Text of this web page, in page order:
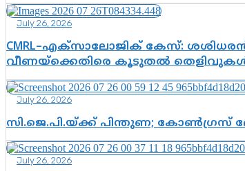
July 26, 2026
CMRL–എക്‌സാലോജിക് കേസ്:
വീണയ്‌ക്കെതിരെ കൂടുതൽ തെളിവുകൾ
July 26, 2026
സി.ജെ.പി.യ്ക്ക് പിന്തുണ; കോൺഗ്രസ്
July 26, 2026